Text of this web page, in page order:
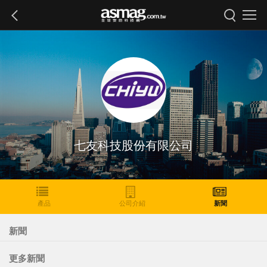
七友科技股份有限公司
產品 公司介紹 新聞
新聞
更多新聞